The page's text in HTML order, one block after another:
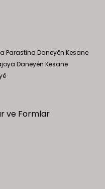
Parastina Daneyên Kesane
Daneyên Kesane
ve Formlar